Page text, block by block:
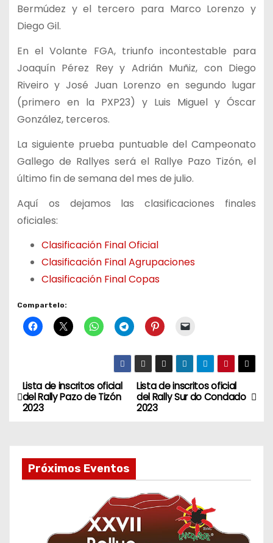
Bermúdez y el tercero para Marco Lorenzo y
Diego Gil.
En el Volante FGA, triunfo incontestable para
Joaquín Pérez Rey y Adrián Muñiz, con Diego
Riveiro y José Juan Lorenzo en segundo lugar
(primero en la PXP23) y Luis Miguel y Óscar
González, terceros.
La siguiente prueba puntuable del Campeonato
Gallego de Rallyes será el Rallye Pazo Tizón, el
último fin de semana del mes de julio.
Aquí os dejamos las clasificaciones finales
oficiales:
Clasificación Final Oficial
Clasificación Final Agrupaciones
Clasificación Final Copas
Compartelo:
N
a
Lista de inscritos oficial
del Rally Sur do Condado
2023
Lista de inscritos oficial
del Rally Pazo de Tizón
2023
Próximos Eventos